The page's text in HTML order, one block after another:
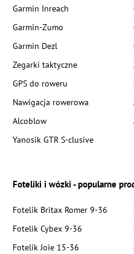
Garmin Inreach
Garmin-Zumo
Garmin Dezl
Zegarki taktyczne
GPS do roweru
Nawigacja rowerowa
Alcoblow
Yanosik GTR S-clusive
Foteliki i wózki - popularne
Fotelik Britax Romer 9-36
Fotelik Cybex 9-36
Fotelik Joie 15-36